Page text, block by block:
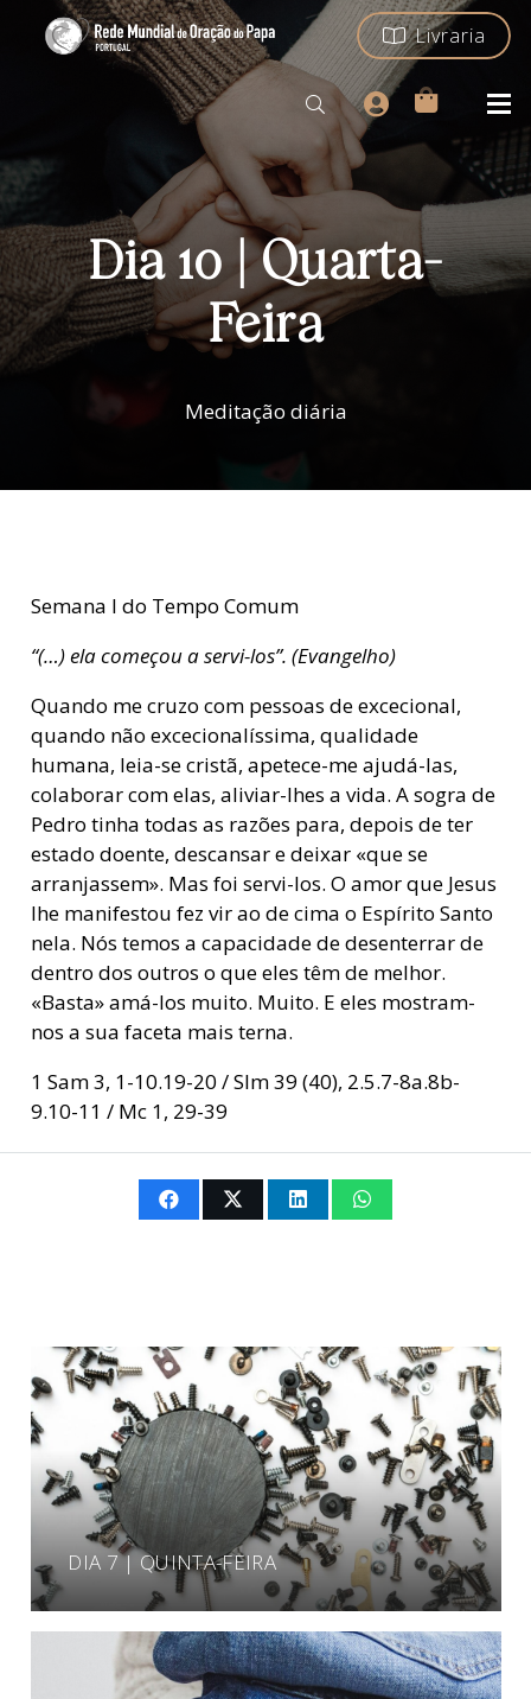
Livraria
Dia 10 | Quarta-
Feira
Meditação diária
Semana I do Tempo Comum
“(…) ela começou a servi-los”. (Evangelho)
Quando me cruzo com pessoas de excecional,
quando não excecionalíssima, qualidade
humana, leia-se cristã, apetece-me ajudá-las,
colaborar com elas, aliviar-lhes a vida. A sogra de
Pedro tinha todas as razões para, depois de ter
estado doente, descansar e deixar «que se
arranjassem». Mas foi servi-los. O amor que Jesus
lhe manifestou fez vir ao de cima o Espírito Santo
nela. Nós temos a capacidade de desenterrar de
dentro dos outros o que eles têm de melhor.
«Basta» amá-los muito. Muito. E eles mostram-
nos a sua faceta mais terna.
1 Sam 3, 1-10.19-20 / Slm 39 (40), 2.5.7-8a.8b-
9.10-11 / Mc 1, 29-39
DIA 7 | QUINTA-FEIRA